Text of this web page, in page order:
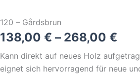
120 – Gårdsbrun
138,00 € – 268,00 €
Kann direkt auf neues Holz
eignet sich hervorragend für neue